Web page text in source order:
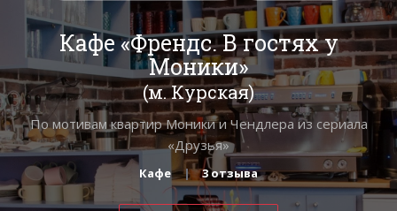
Кафе «Френдс. В гостях у
Моники»
(м. Курская)
По мотивам квартир Моники и Чендлера из сериала
«Друзья»
Кафе 3 отзыва